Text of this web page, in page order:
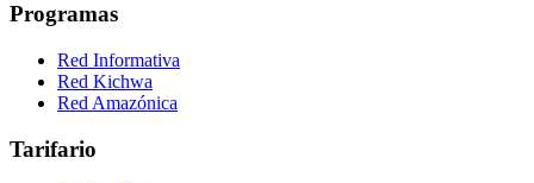
Programas
Red Informativa
Red Kichwa
Red Amazónica
Tarifario